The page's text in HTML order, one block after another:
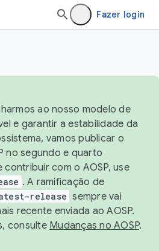
Fazer login
ao nosso modelo de
e garantir a estabilidade da
vamos publicar o
no segundo e quarto
com o AOSP, use
. A ramificação de
release sempre vai
recente enviada ao AOSP.
consulte Mudanças no AOSP.